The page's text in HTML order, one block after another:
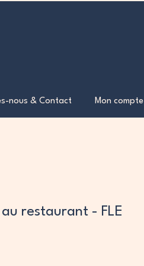
nous & Contact Mon compte
restaurant - FLE